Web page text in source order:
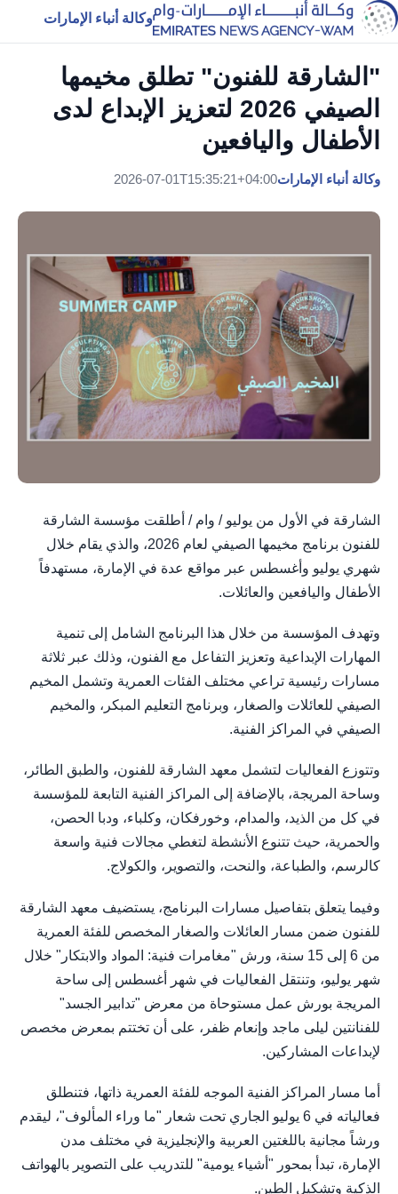
وكالة أنباء الإمارات
"الشارقة للفنون" تطلق مخيمها
الصيفي 2026 لتعزيز الإبداع لدى
الأطفال واليافعين
وكالة أنباء الإمارات2026-07-01T15:35:21+04:00
الشارقة في الأول من يوليو / وام / أطلقت مؤسسة الشارقة
للفنون برنامج مخيمها الصيفي لعام 2026، والذي يقام خلال
شهري يوليو وأغسطس عبر مواقع عدة في الإمارة، مستهدفاً
الأطفال واليافعين والعائلات.
وتهدف المؤسسة من خلال هذا البرنامج الشامل إلى تنمية
المهارات الإبداعية وتعزيز التفاعل مع الفنون، وذلك عبر ثلاثة
مسارات رئيسية تراعي مختلف الفئات العمرية وتشمل المخيم
الصيفي للعائلات والصغار، وبرنامج التعليم المبكر، والمخيم
الصيفي في المراكز الفنية.
وتتوزع الفعاليات لتشمل معهد الشارقة للفنون، والطبق الطائر،
وساحة المريجة، بالإضافة إلى المراكز الفنية التابعة للمؤسسة
في كل من الذيد، والمدام، وخورفكان، وكلباء، ودبا الحصن،
والحمرية، حيث تتنوع الأنشطة لتغطي مجالات فنية واسعة
كالرسم، والطباعة، والنحت، والتصوير، والكولاج.
وفيما يتعلق بتفاصيل مسارات البرنامج، يستضيف معهد الشارقة
للفنون ضمن مسار العائلات والصغار المخصص للفئة العمرية
من 6 إلى 15 سنة، ورش "مغامرات فنية: المواد والابتكار" خلال
شهر يوليو، وتنتقل الفعاليات في شهر أغسطس إلى ساحة
المريجة بورش عمل مستوحاة من معرض "تدابير الجسد"
للفنانتين ليلى ماجد وإنعام ظفر، على أن تختتم بمعرض مخصص
لإبداعات المشاركين.
أما مسار المراكز الفنية الموجه للفئة العمرية ذاتها، فتنطلق
فعالياته في 6 يوليو الجاري تحت شعار "ما وراء المألوف"، ليقدم
ورشاً مجانية باللغتين العربية والإنجليزية في مختلف مدن
الإمارة، تبدأ بمحور "أشياء يومية" للتدريب على التصوير بالهواتف
الذكية وتشكيل الطين.